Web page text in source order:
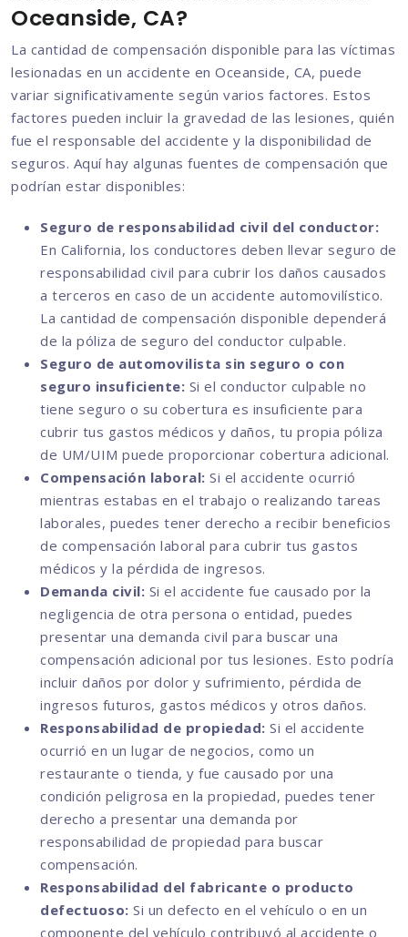
Oceanside, CA?
La cantidad de compensación disponible para las víctimas
lesionadas en un accidente en Oceanside, CA, puede
variar significativamente según varios factores. Estos
factores pueden incluir la gravedad de las lesiones, quién
fue el responsable del accidente y la disponibilidad de
seguros. Aquí hay algunas fuentes de compensación que
podrían estar disponibles:
Seguro de responsabilidad civil del conductor:
En California, los conductores deben llevar seguro de
responsabilidad civil para cubrir los daños causados
a terceros en caso de un accidente automovilístico.
La cantidad de compensación disponible dependerá
de la póliza de seguro del conductor culpable.
Seguro de automovilista sin seguro o con
seguro insuficiente: Si el conductor culpable no
tiene seguro o su cobertura es insuficiente para
cubrir tus gastos médicos y daños, tu propia póliza
de UM/UIM puede proporcionar cobertura adicional.
Compensación laboral: Si el accidente ocurrió
mientras estabas en el trabajo o realizando tareas
laborales, puedes tener derecho a recibir beneficios
de compensación laboral para cubrir tus gastos
médicos y la pérdida de ingresos.
Demanda civil: Si el accidente fue causado por la
negligencia de otra persona o entidad, puedes
presentar una demanda civil para buscar una
compensación adicional por tus lesiones. Esto podría
incluir daños por dolor y sufrimiento, pérdida de
ingresos futuros, gastos médicos y otros daños.
Responsabilidad de propiedad: Si el accidente
ocurrió en un lugar de negocios, como un
restaurante o tienda, y fue causado por una
condición peligrosa en la propiedad, puedes tener
derecho a presentar una demanda por
responsabilidad de propiedad para buscar
compensación.
Responsabilidad del fabricante o producto
defectuoso: Si un defecto en el vehículo o en un
componente del vehículo contribuyó al accidente o